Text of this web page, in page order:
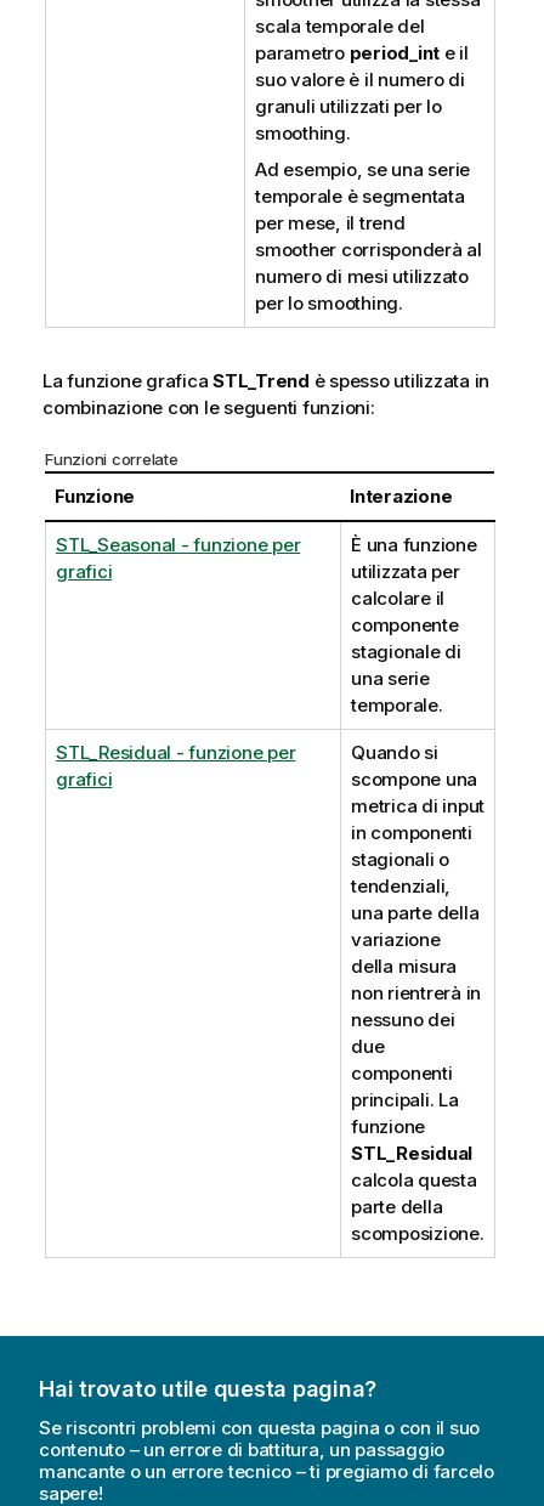
scala temporale del
parametro period_int e il
suo valore è il numero di
granuli utilizzati per lo
smoothing.
Ad esempio, se una serie
temporale è segmentata
per mese, il trend
smoother corrisponderà al
numero di mesi utilizzato
per lo smoothing.
La funzione grafica STL_Trend è spesso utilizzata in
combinazione con le seguenti funzioni:
Funzioni correlate
Funzione Interazione
STL_Seasonal - funzione per
grafici
È una funzione
utilizzata per
calcolare il
componente
stagionale di
una serie
temporale.
STL_Residual - funzione per
grafici
Quando si
scompone una
metrica di input
in componenti
stagionali o
tendenziali,
una parte della
variazione
della misura
non rientrerà in
nessuno dei
due
componenti
principali. La
funzione
STL_Residual
calcola questa
parte della
scomposizione.
Hai trovato utile questa pagina?
Se riscontri problemi con questa pagina o con il suo
contenuto – un errore di battitura, un passaggio
mancante o un errore tecnico – ti pregiamo di farcelo
sapere!